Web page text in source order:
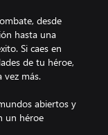
desde
hasta una
Si caes en
de tu héroe,
vez más.
abiertos y
un héroe